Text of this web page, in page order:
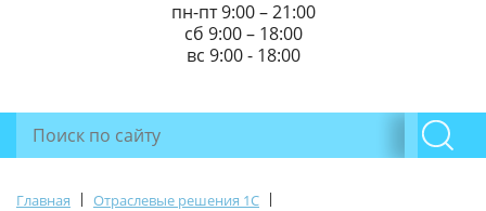
пн-пт 9:00 – 21:00
сб 9:00 – 18:00
вс 9:00 - 18:00
Главная | Отраслевые решения 1С |